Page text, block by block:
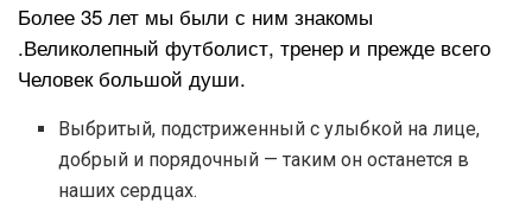
Более 35 лет мы были с ним знакомы
.Великолепный футболист, тренер и прежде всего
Человек большой души.
Выбритый, подстриженный с улыбкой на лице,
добрый и порядочный — таким он останется в
наших сердцах.